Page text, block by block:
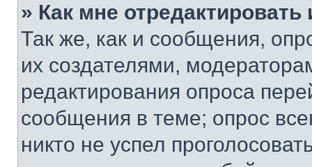
» Как мне
Так же, как и сообщения,
их создателями,
редактирования опроса
сообщения в теме; опрос
никто не успел